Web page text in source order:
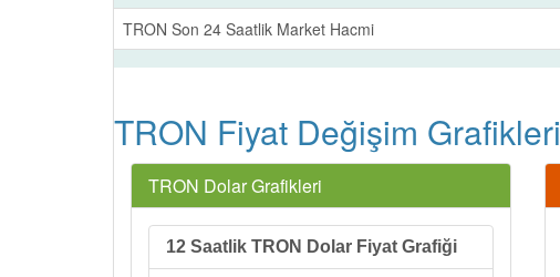
TRON Son 24 Saatlik Market Hacmi
TRON Fiyat Değişim Grafikleri
TRON Dolar Grafikleri
12 Saatlik TRON Dolar Fiyat Grafiği